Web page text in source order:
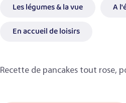
Les légumes & la vue A
En accueil de loisirs
Recette de pancakes tout rose,